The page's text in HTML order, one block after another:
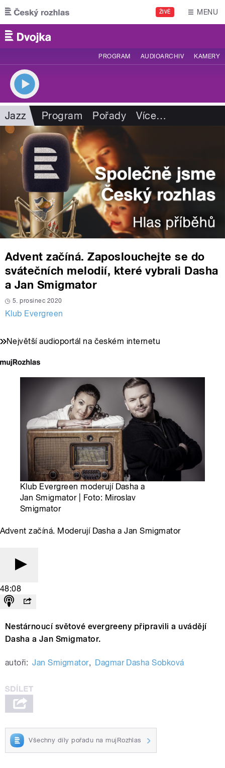
Přejít k hlavnímu obsahu
ŽIVĚ MENU
PROGRAM AUDIOARCHIV KAMERY
Jazz Program Pořady Více…
Advent začíná. Zaposlouchejte se do
svátečních melodií, které vybrali Dasha
a Jan Smigmator
5. prosinec 2020
Klub Evergreen
Největší audioportál na českém internetu
Klub Evergreen moderují Dasha a
Jan Smigmator | Foto: Miroslav
Smigmator
Advent začíná. Moderují Dasha a Jan Smigmator
48:08
Nestárnoucí světové evergreeny připravili a uvádějí
Dasha a Jan Smigmator.
autoři: Jan Smigmator, Dagmar Dasha Sobková
Všechny díly pořadu na mujRozhlas